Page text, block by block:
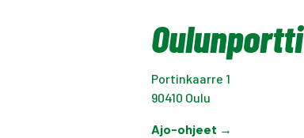
Oulunportti
Portinkaarre 1
90410 Oulu
Ajo-ohjeet →